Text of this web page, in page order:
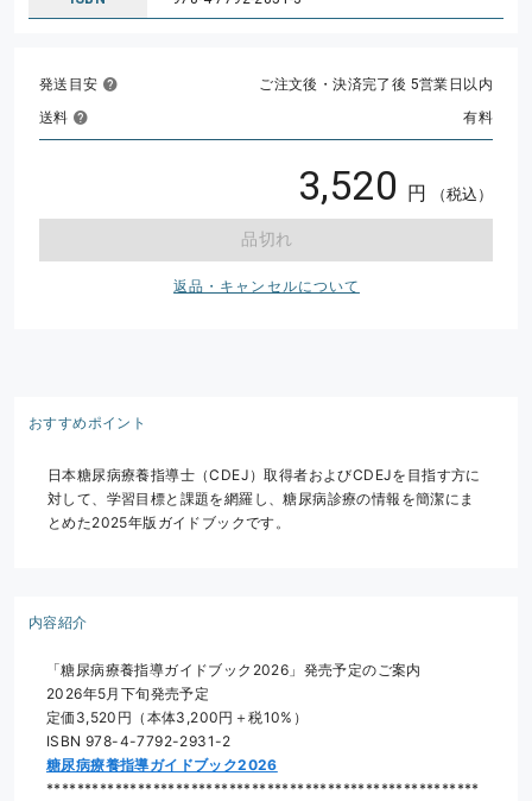
発送目安
ご注文後・決済完了後 5営業日以内
送料
有料
3,520 円 （税込）
品切れ
返品・キャンセルについて
おすすめポイント
日本糖尿病療養指導士（CDEJ）取得者およびCDEJを目指す方に
対して、学習目標と課題を網羅し、糖尿病診療の情報を簡潔にま
とめた2025年版ガイドブックです。
内容紹介
「糖尿病療養指導ガイドブック2026」発売予定のご案内
2026年5月下旬発売予定
定価3,520円（本体3,200円＋税10%）
ISBN 978-4-7792-2931-2
糖尿病療養指導ガイドブック2026
*********************************************************